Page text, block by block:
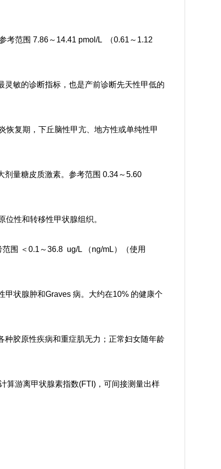
考范围 7.86～14.41 pmol/L （0.61～1.12
敏的诊断指标，也是产前诊断先天性甲低的
恢复期，下丘脑性甲亢、地方性或单纯性甲
量糖皮质激素。 参考范围 0.34～5.60
性和转移性甲状腺组织。
范围 ＜0.1～36.8 ug/L （ng/mL）（使用
状腺肿和Graves 病。大约在10% 的健康个
胶原性疾病和重症肌无力；正常妇女随年龄
算游离甲状腺素指数(FTI)，可间接测量出样